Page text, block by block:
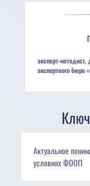
Актуальное
условиях ФООП
эксперт-
экспертного бюро